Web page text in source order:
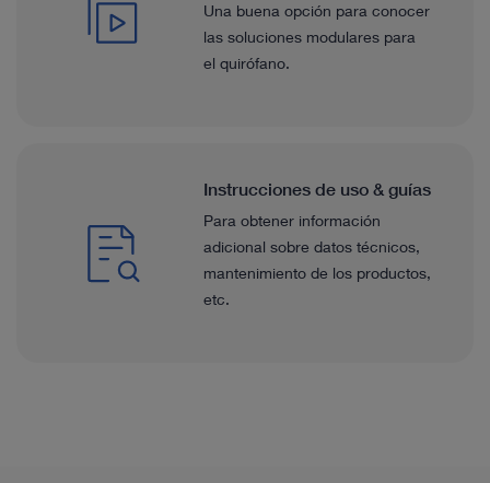
Una buena opción para conocer
las soluciones modulares para
el quirófano.
Instrucciones de uso & guías
Para obtener información
adicional sobre datos técnicos,
mantenimiento de los productos,
etc.